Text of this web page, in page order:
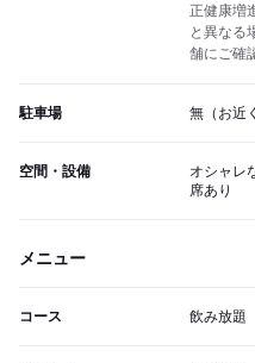
正健康増
と異なる
舗にご確
駐車場 無（お近
空間・設備
オシャレ
席あり
メニュー
コース 飲み放題